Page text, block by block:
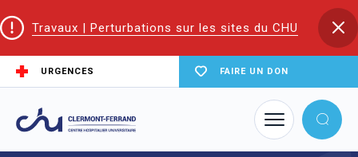
Travaux | Perturbations sur les sites du CHU
URGENCES FAIRE UN DON
Accueil
Direction de la recherche clinique et de l'innovation | DRCI